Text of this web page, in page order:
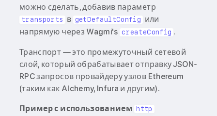
можно сделать, добавив параметр
transports в getDefaultConfig
или
напрямую через Wagmi's createConfig .
Транспорт — это промежуточный сетевой
слой, который обрабатывает отправку JSON-
RPC запросов провайдеру узлов Ethereum
(таким как Alchemy, Infura и другим).
Пример с использованием http